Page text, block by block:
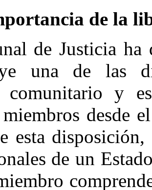
de la
de Justicia ha
una de las
comunitario y
miembros desde
esta
de un